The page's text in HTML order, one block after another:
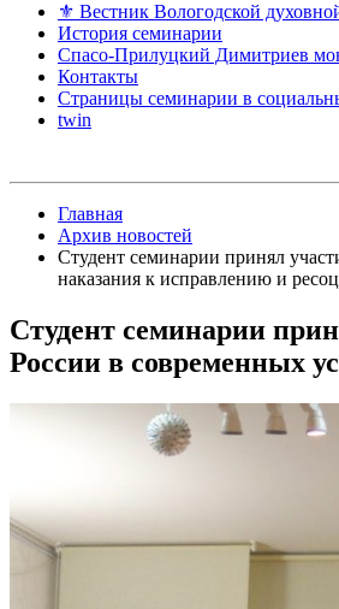
⚜ Вестник Вологодской
История семинарии
Спасо-Прилуцкий Димитриев
Контакты
Страницы семинарии в
twin
Главная
Архив новостей
Студент семинарии принял
наказания к исправлению и
Студент семинарии
России в современных